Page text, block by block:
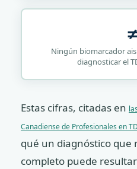
Ningún biomarcador
diagnosticar el
Estas cifras, citadas en
Canadiense de Profesionales en
qué un diagnóstico que
completo puede